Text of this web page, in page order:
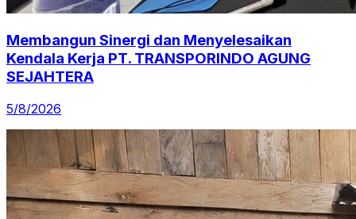
Membangun Sinergi dan Menyelesaikan
Kendala Kerja PT. TRANSPORINDO AGUNG
SEJAHTERA
5/8/2026